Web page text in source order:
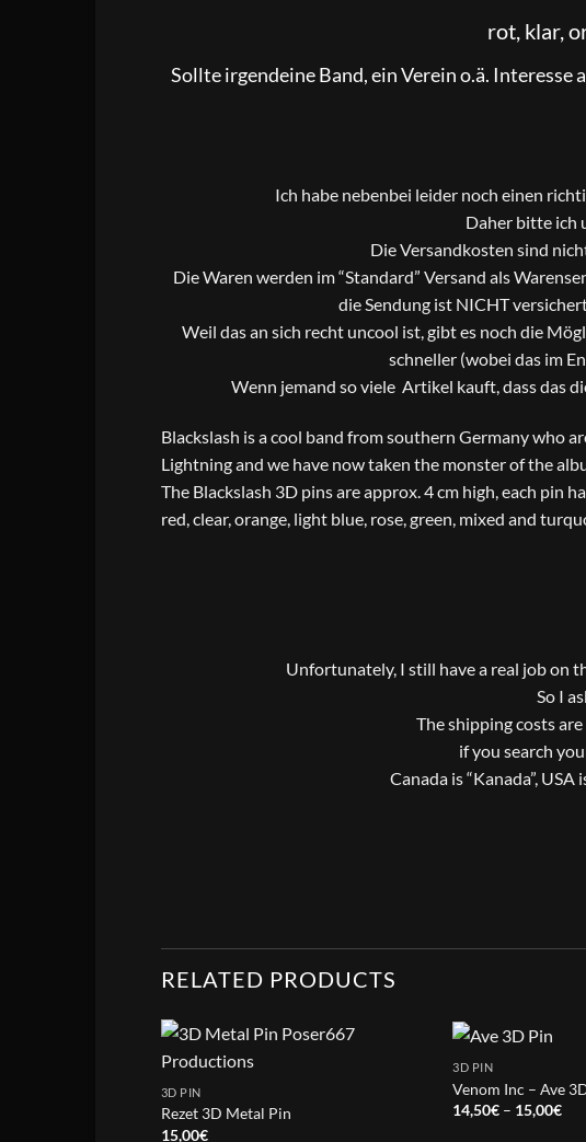
rot, klar,
Sollte irgendeine Band, ein Verein o.ä.
Ich habe nebenbei leider noch einen
Daher bitte ich
Die Versandkosten sind
Die Waren werden im “Standard” Versand als
die Sendung ist NICHT
Weil das an sich recht uncool ist, gibt es noch die
schneller (wobei das im
Wenn jemand so viele Artikel kauft, dass das
Blackslash is a cool band from southern Germany who
Lightning and we have now taken the monster of the
The Blackslash 3D pins are approx. 4 cm high, each pin
red, clear, orange, light blue, rose, green, mixed and
Unfortunately, I still have a real job on
So I
The shipping costs
if you search
Canada is “Kanada”,
RELATED PRODUCTS
3D PIN
Rezet 3D Metal Pin
15,00€
3D PIN
Venom Inc – Ave
14,50€ – 15,00€